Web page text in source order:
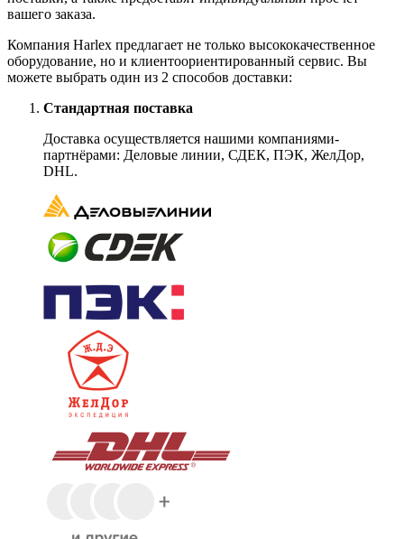
вашего заказа.
Компания Harlex предлагает не только высококачественное
оборудование, но и клиентоориентированный сервис. Вы
можете выбрать один из 2 способов доставки:
Стандартная поставка
Доставка осуществляется нашими компаниями-
партнёрами: Деловые линии, СДЕК, ПЭК, ЖелДор,
DHL.